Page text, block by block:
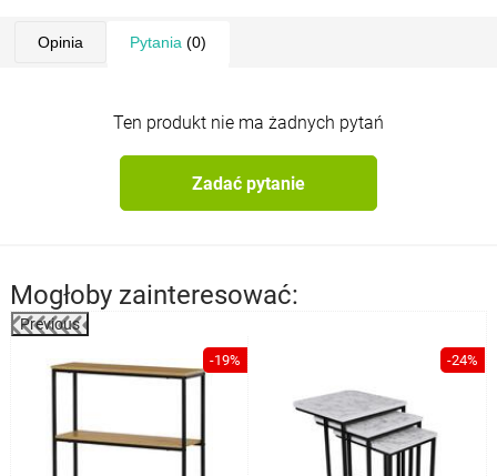
Opinia Pytania (0)
Ten produkt nie ma żadnych pytań
Zadać pytanie
Mogłoby zainteresować:
Previous
-19% -24%